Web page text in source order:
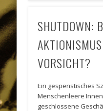
SHUTDOWN:
VORSICHT?
Ein gespenstisches
Menschenleere
geschlossene